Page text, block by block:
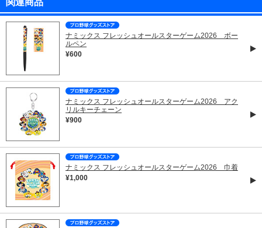
関連商品
ナミックス フレッシュオールスターゲーム2026 ボー
ルペン
¥600
ナミックス フレッシュオールスターゲーム2026 アク
リルキーチェーン
¥900
ナミックス フレッシュオールスターゲーム2026 巾着
¥1,000